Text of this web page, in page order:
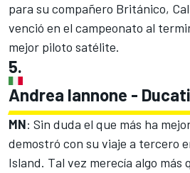
para su compañero Británico,
venció en el campeonato al
mejor piloto satélite.
5.
Andrea Iannone -
MN: Sin duda el que más ha
demostró con su viaje a tercero
Island. Tal vez merecía algo más